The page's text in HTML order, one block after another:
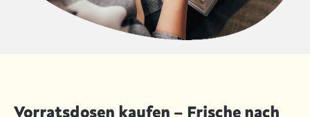
Vorratsdosen kaufen – Frische nach